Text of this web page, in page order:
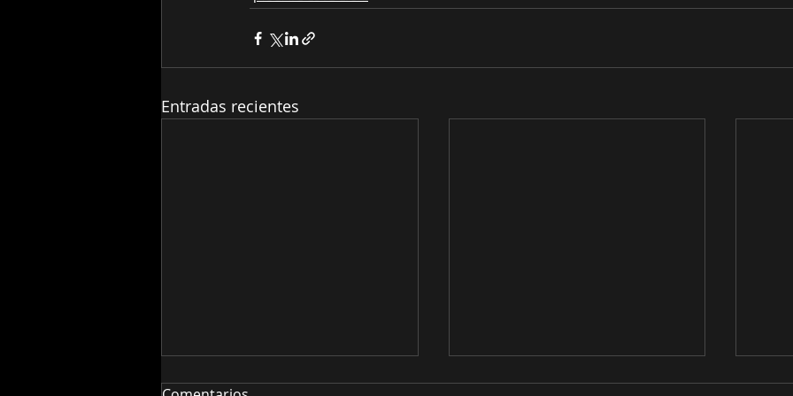
Entradas recientes